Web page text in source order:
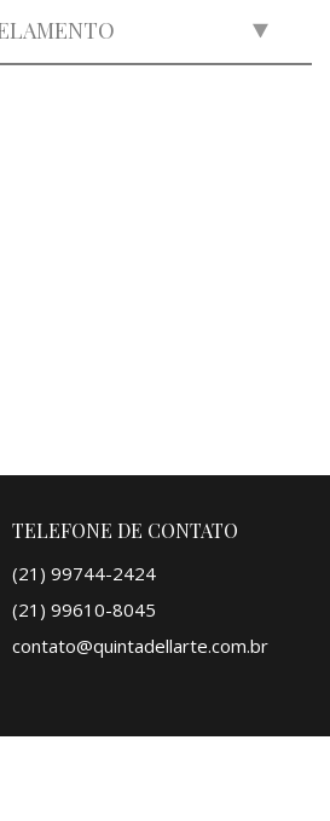
TELEFONE DE CONTATO
(21) 99744-2424
(21) 99610-8045
contato@quintadellarte.com.br